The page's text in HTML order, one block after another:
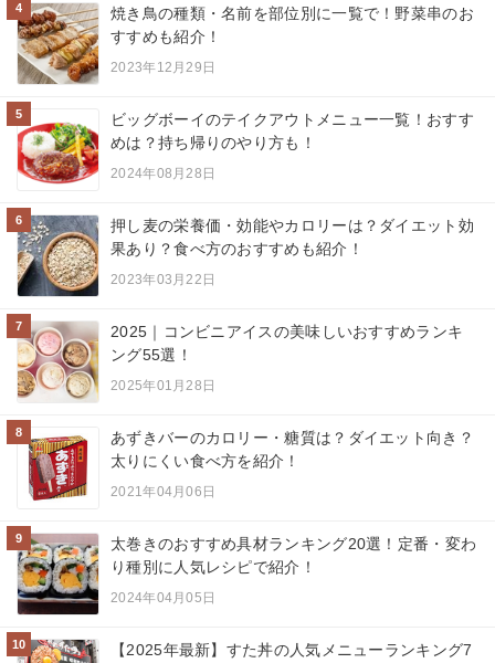
4
焼き鳥の種類・名前を部位別に一覧で！野菜串のお
すすめも紹介！
2023年12月29日
5
ビッグボーイのテイクアウトメニュー一覧！おすす
めは？持ち帰りのやり方も！
2024年08月28日
6
押し麦の栄養価・効能やカロリーは？ダイエット効
果あり？食べ方のおすすめも紹介！
2023年03月22日
7
2025｜コンビニアイスの美味しいおすすめランキ
ング55選！
2025年01月28日
8
あずきバーのカロリー・糖質は？ダイエット向き？
太りにくい食べ方を紹介！
2021年04月06日
9
太巻きのおすすめ具材ランキング20選！定番・変わ
り種別に人気レシピで紹介！
2024年04月05日
10
【2025年最新】すた丼の人気メニューランキング7